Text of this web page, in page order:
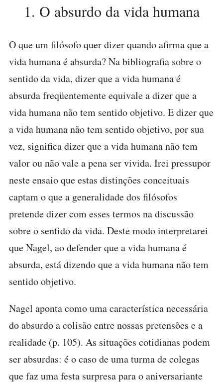
1. O absurdo da vida humana
O que um filósofo quer dizer quando afirma que a
vida humana é absurda? Na bibliografia sobre o
sentido da vida, dizer que a vida humana é
absurda freqüentemente equivale a dizer que a
vida humana não tem sentido objetivo. E dizer que
a vida humana não tem sentido objetivo, por sua
vez, significa dizer que a vida humana não tem
valor ou não vale a pena ser vivida. Irei pressupor
neste ensaio que estas distinções conceituais
captam o que a generalidade dos filósofos
pretende dizer com esses termos na discussão
sobre o sentido da vida. Deste modo interpretarei
que Nagel, ao defender que a vida humana é
absurda, está dizendo que a vida humana não tem
sentido objetivo.
Nagel aponta como uma característica necessária
do absurdo a colisão entre nossas pretensões e a
realidade (p. 105). As situações cotidianas podem
ser absurdas: é o caso de uma turma de colegas
que faz uma festa surpresa para o aniversariante